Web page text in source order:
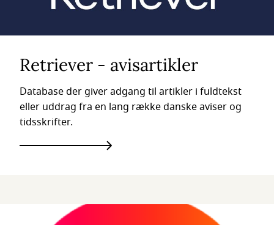
Retriever - avisartikler
Database der giver adgang til artikler i fuldtekst
eller uddrag fra en lang række danske aviser og
tidsskrifter.